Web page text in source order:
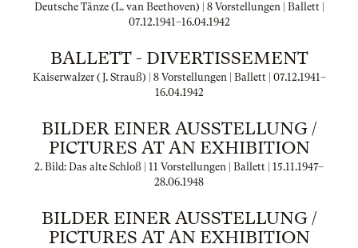
Deutsche Tänze (L. van Beethoven) | 8 Vorstellungen | Ballett |
07.12.1941–16.04.1942
BALLETT - DIVERTISSEMENT
Kaiserwalzer (J. Strauß) | 8 Vorstellungen | Ballett | 07.12.1941–
16.04.1942
BILDER EINER AUSSTELLUNG /
PICTURES AT AN EXHIBITION
2. Bild: Das alte Schloß | 11 Vorstellungen | Ballett | 15.11.1947–
28.06.1948
BILDER EINER AUSSTELLUNG /
PICTURES AT AN EXHIBITION